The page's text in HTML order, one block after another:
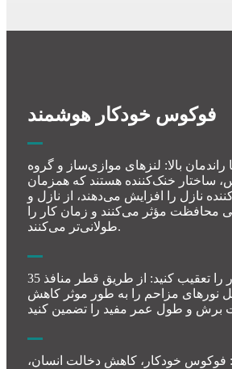
فوکوس خودکار هوشمند
راندمان بالا: لنزهای موازی‌ساز و گروه
ساختار خنک‌کننده هستند که همزمان
نازل را افزایش می‌دهند، از نازل و
محافظت مؤثر می‌کنند و زمان کار را
طولانی‌تر می‌کنند.
دیافراگم نور را تعقیب کنید: از طریق قطر منافذ 35
نورهای مزاحم را به طور موثر کاهش
خودکار، کاهش دخالت انسان،